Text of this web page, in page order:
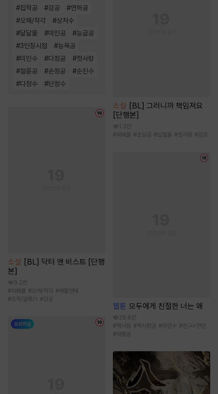
#집착공 #강공 #연하공
#오해/착각 #상처수
#달달물 #미인공 #능글공
#3인칭시점 #능욕공
#미인수 #다정공 #첫사랑
#절륜공 #순정공 #순진수
#다정수 #단정수
소설 [BL] 닥터 앤 비스트 [단행
본]
9.2천
#피폐물 #오해/착각 #배틀연애
#조직/암흑가 #강공
소설 [BL] 그러니까 책임져요
[단행본]
1.3만
#피폐물 #초딩공 #삽질물 #첫사랑 #강공
웹툰 모두에게 친절한 너는 왜
29.6만
#짝사랑 #짝사랑공 #미인수 #친구>연인
#재벌공